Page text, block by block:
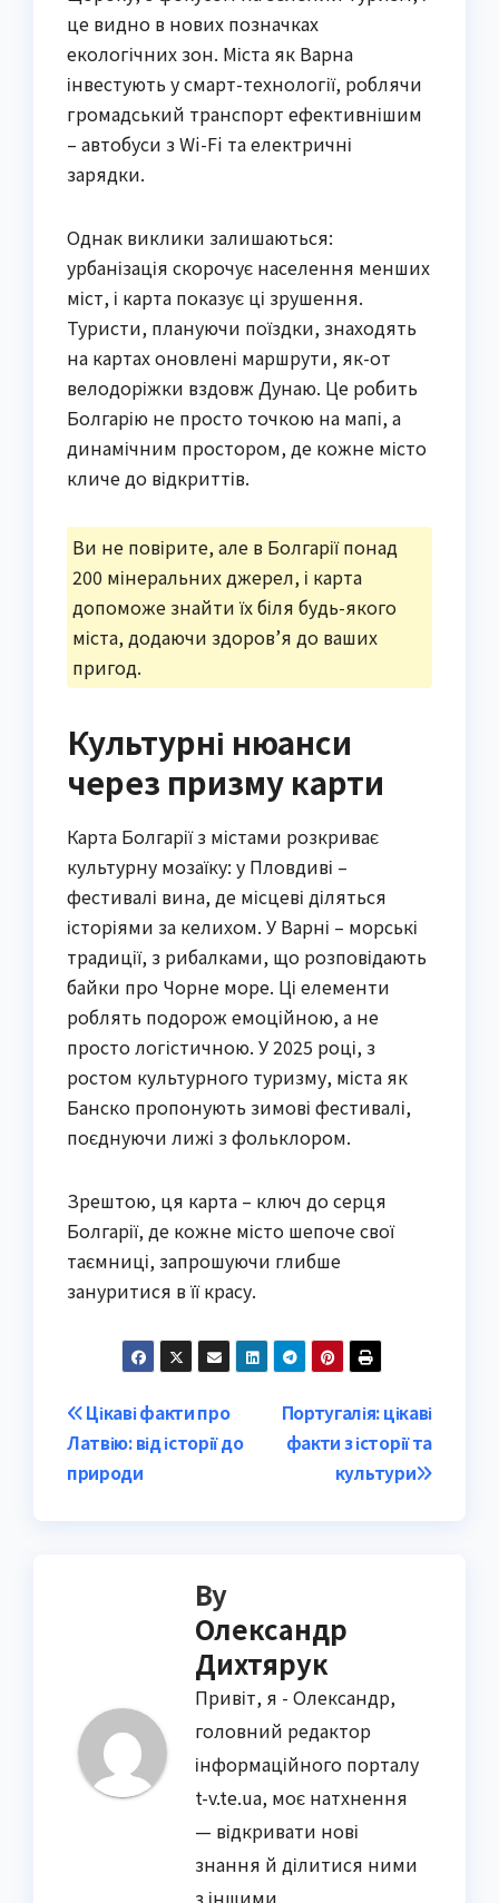
це видно в нових позначках
екологічних зон. Міста як Варна
інвестують у смарт-технології, роблячи
громадський транспорт ефективнішим
– автобуси з Wi-Fi та електричні
зарядки.
Однак виклики залишаються:
урбанізація скорочує населення менших
міст, і карта показує ці зрушення.
Туристи, плануючи поїздки, знаходять
на картах оновлені маршрути, як-от
велодоріжки вздовж Дунаю. Це робить
Болгарію не просто точкою на мапі, а
динамічним простором, де кожне місто
кличе до відкриттів.
Ви не повірите, але в Болгарії понад
200 мінеральних джерел, і карта
допоможе знайти їх біля будь-якого
міста, додаючи здоров’я до ваших
пригод.
Культурні нюанси
через призму карти
Карта Болгарії з містами розкриває
культурну мозаїку: у Пловдиві –
фестивалі вина, де місцеві діляться
історіями за келихом. У Варні – морські
традиції, з рибалками, що розповідають
байки про Чорне море. Ці елементи
роблять подорож емоційною, а не
просто логістичною. У 2025 році, з
ростом культурного туризму, міста як
Банско пропонують зимові фестивалі,
поєднуючи лижі з фольклором.
Зрештою, ця карта – ключ до серця
Болгарії, де кожне місто шепоче свої
таємниці, запрошуючи глибше
зануритися в її красу.
Post
navigation
Португалія: цікаві
факти з історії та
культури
Цікаві факти про
Латвію: від історії до
природи
By
Олександр
Дихтярук
Привіт, я - Олександр,
головний редактор
інформаційного порталу
t-v.te.ua, моє натхнення
— відкривати нові
знання й ділитися ними